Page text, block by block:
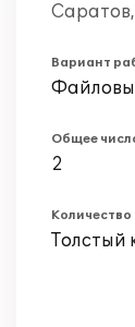
Вариант
Общее
2
Толстый